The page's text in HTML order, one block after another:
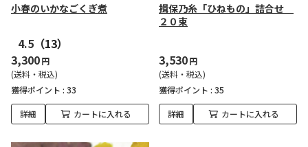
小春のいかなごくぎ煮
4.5 （13）
3,300円
(送料・税込)
獲得ポイント : 33
詳細 カートに入れる
揖保乃糸「ひねもの」詰合せ
２０束
3,530円
(送料・税込)
獲得ポイント : 35
詳細 カートに入れる